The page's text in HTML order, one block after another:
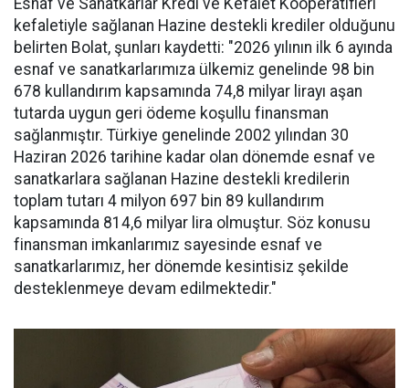
Esnaf ve Sanatkarlar Kredi ve Kefalet Kooperatifleri
kefaletiyle sağlanan Hazine destekli krediler olduğunu
belirten Bolat, şunları kaydetti: "2026 yılının ilk 6 ayında
esnaf ve sanatkarlarımıza ülkemiz genelinde 98 bin
678 kullandırım kapsamında 74,8 milyar lirayı aşan
tutarda uygun geri ödeme koşullu finansman
sağlanmıştır. Türkiye genelinde 2002 yılından 30
Haziran 2026 tarihine kadar olan dönemde esnaf ve
sanatkarlara sağlanan Hazine destekli kredilerin
toplam tutarı 4 milyon 697 bin 89 kullandırım
kapsamında 814,6 milyar lira olmuştur. Söz konusu
finansman imkanlarımız sayesinde esnaf ve
sanatkarlarımız, her dönemde kesintisiz şekilde
desteklenmeye devam edilmektedir."